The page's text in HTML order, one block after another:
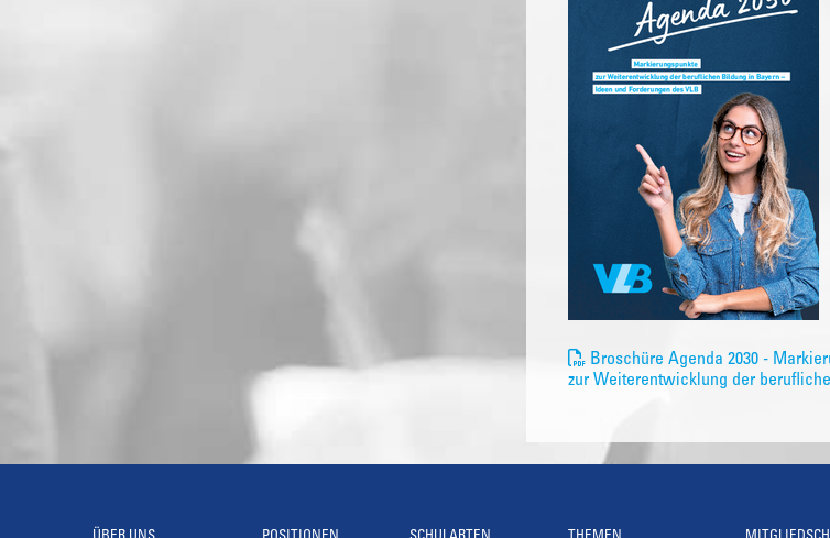
Broschüre Agenda 2030 -
zur Weiterentwicklung der